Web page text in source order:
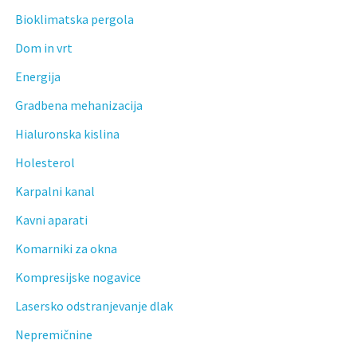
Bioklimatska pergola
Dom in vrt
Energija
Gradbena mehanizacija
Hialuronska kislina
Holesterol
Karpalni kanal
Kavni aparati
Komarniki za okna
Kompresijske nogavice
Lasersko odstranjevanje dlak
Nepremičnine